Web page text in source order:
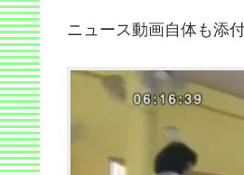
ニュース動画自体も添